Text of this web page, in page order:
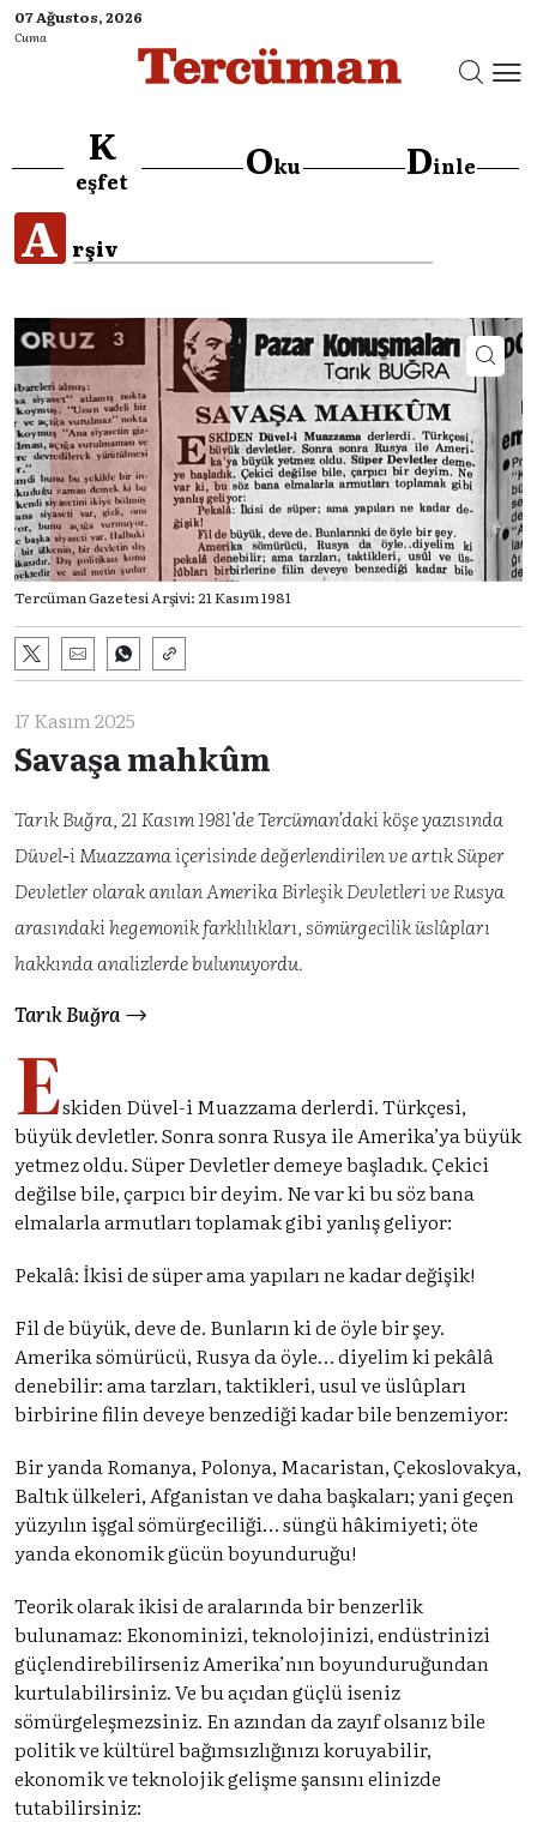
07 Ağustos, 2026
Cuma
K
eşfet Oku Dinle
A rşiv
Tercüman Gazetesi Arşivi: 21 Kasım 1981
17 Kasım 2025
Savaşa mahkûm
Tarık Buğra, 21 Kasım 1981’de Tercüman’daki köşe yazısında
Düvel-i Muazzama içerisinde değerlendirilen ve artık Süper
Devletler olarak anılan Amerika Birleşik Devletleri ve Rusya
arasındaki hegemonik farklılıkları, sömürgecilik üslûpları
hakkında analizlerde bulunuyordu.
Tarık Buğra
Eskiden Düvel-i Muazzama derlerdi. Türkçesi,
büyük devletler. Sonra sonra Rusya ile Amerika’ya büyük
yetmez oldu. Süper Devletler demeye başladık. Çekici
değilse bile, çarpıcı bir deyim. Ne var ki bu söz bana
elmalarla armutları toplamak gibi yanlış geliyor:
Pekalâ: İkisi de süper ama yapıları ne kadar değişik!
Fil de büyük, deve de. Bunların ki de öyle bir şey.
Amerika sömürücü, Rusya da öyle… diyelim ki pekâlâ
denebilir: ama tarzları, taktikleri, usul ve üslûpları
birbirine filin deveye benzediği kadar bile benzemiyor:
Bir yanda Romanya, Polonya, Macaristan, Çekoslovakya,
Baltık ülkeleri, Afganistan ve daha başkaları; yani geçen
yüzyılın işgal sömürgeciliği… süngü hâkimiyeti; öte
yanda ekonomik gücün boyunduruğu!
Teorik olarak ikisi de aralarında bir benzerlik
bulunamaz: Ekonominizi, teknolojinizi, endüstrinizi
güçlendirebilirseniz Amerika’nın boyunduruğundan
kurtulabilirsiniz. Ve bu açıdan güçlü iseniz
sömürgeleşmezsiniz. En azından da zayıf olsanız bile
politik ve kültürel bağımsızlığınızı koruyabilir,
ekonomik ve teknolojik gelişme şansını elinizde
tutabilirsiniz: